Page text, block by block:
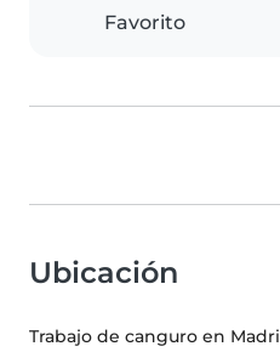
Favorito
Ubicación
Trabajo de canguro en